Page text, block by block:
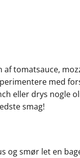
tomatsauce,
med
eller drys nogle
smag!
og smør let en